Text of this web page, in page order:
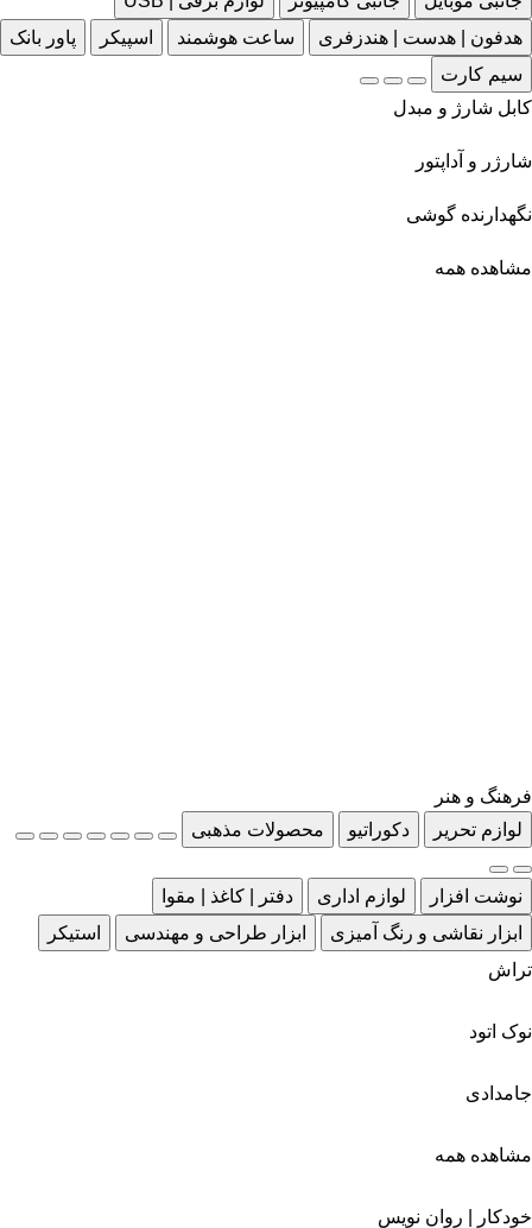
هدفون | هدست | هندزفری
ساعت هوشمند اسپیکر
پاور بانک
سیم کارت
کابل شارژ و مبدل
شارژر و آداپتور
نگهدارنده گوشی
مشاهده همه
فرهنگ و هنر
لوازم تحریر
دکوراتیو محصولات مذهبی
نوشت افزار لوازم اداری
دفتر | کاغذ | مقوا
ابزار نقاشی و رنگ آمیزی
ابزار طراحی و مهندسی
استیکر
تراش
نوک اتود
جامدادی
مشاهده همه
خودکار | روان نویس